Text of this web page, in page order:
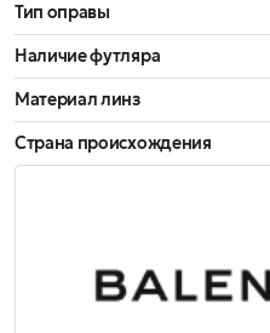
Тип оправы
Наличие футляра
Материал линз
Страна происхождения